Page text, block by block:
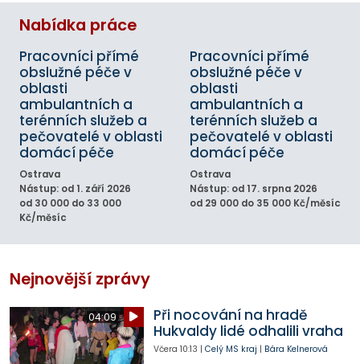
Nabídka práce
Pracovníci přímé
obslužné péče v
oblasti
ambulantních a
terénních služeb a
pečovatelé v oblasti
domácí péče
Ostrava
Nástup: od 1. září 2026
od 30 000 do 33 000
Kč/měsíc
Pracovníci přímé
obslužné péče v
oblasti
ambulantních a
terénních služeb a
pečovatelé v oblasti
domácí péče
Ostrava
Nástup: od 17. srpna 2026
od 29 000 do 35 000 Kč/měsíc
Nejnovější zprávy
04:09
Při nocování na hradě
Hukvaldy lidé odhalili vraha
Včera 10:13 | Celý MS kraj | Bára Kelnerová